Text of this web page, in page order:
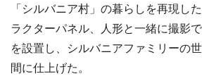
「シルバニア村」の暮らしを再現し
ラクターパネル、人形と一緒に撮影
を設置し、シルバニアファミリーの
間に仕上げた。